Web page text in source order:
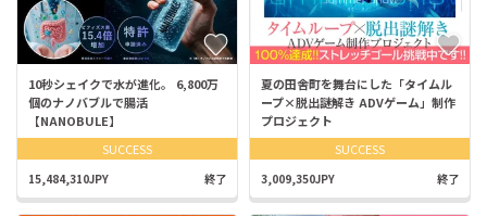
10秒シェイクで水が進化。 6,800万
個のナノバブルで腸活
【NANOBULE】
SUCCESS
15,484,310JPY 終了
夏の田舎町を舞台にした「タイムル
ープ×脱出謎解き ADVゲーム」制作
プロジェクト
SUCCESS
3,009,350JPY 終了